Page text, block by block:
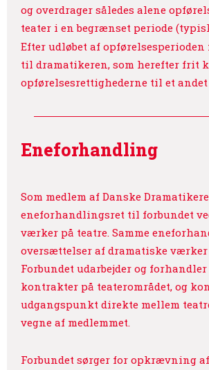
og overdrager således alene
teater i en begrænset periode
Efter udløbet af
til dramatikeren, som herefter frit
opførelsesrettighederne til et andet
Eneforhandling
Som medlem af Danske
eneforhandlingsret til forbundet
værker på teatre. Samme
oversættelser af dramatiske
Forbundet udarbejder og
kontrakter på teaterområdet, og
udgangspunkt direkte mellem
vegne af medlemmet.
Forbundet sørger for opkrævning